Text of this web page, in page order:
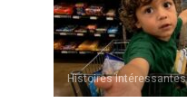
Histoires Intéressantes